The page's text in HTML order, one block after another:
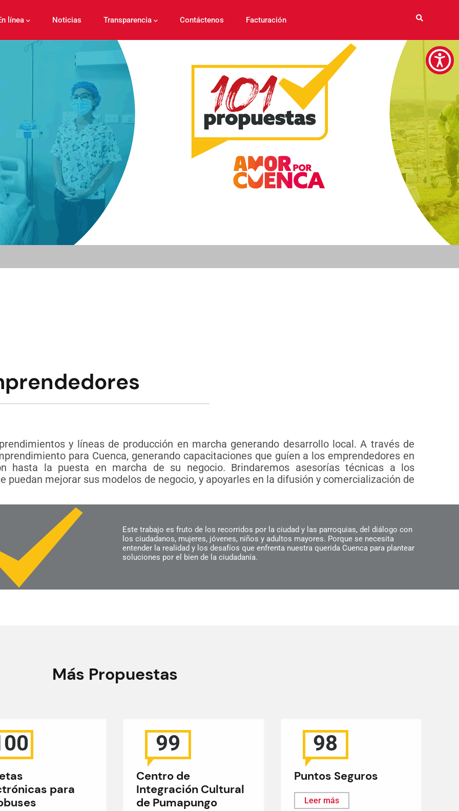
línea Noticias Transparencia Contáctenos Facturación
y líneas de producción en marcha generando desarrollo local. A través de
para Cuenca, generando capacitaciones que guíen a los emprendedores en
hasta la puesta en marcha de su negocio. Brindaremos asesorías técnicas a los
puedan mejorar sus modelos de negocio, y apoyarles en la difusión y comercialización de
Este trabajo es fruto de los recorridos por la ciudad y las parroquias, del diálogo con
los ciudadanos, mujeres, jóvenes, niños y adultos mayores. Porque se necesita
entender la realidad y los desafíos que enfrenta nuestra querida Cuenca para plantear
soluciones por el bien de la ciudadanía.
Más Propuestas
para
99
Centro de
Integración Cultural
de Pumapungo
98
Puntos Seguros
Leer más